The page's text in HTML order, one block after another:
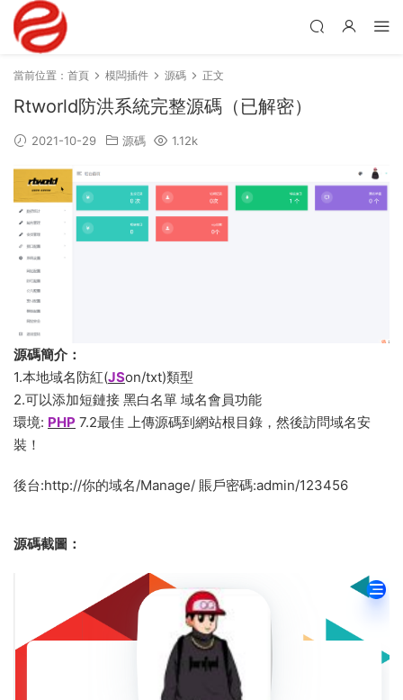
當前位置： 首頁 模闆插件 源碼 正文
Rtworld防洪系統完整源碼（已解密）
2021-10-29 源碼 1.12k
源碼簡介：
1.本地域名防紅(JSon/txt)類型
2.可以添加短鏈接 黑白名單 域名會員功能
環境: PHP 7.2最佳 上傳源碼到網站根目錄，然後訪問域名安
裝！
後台:http://你的域名/Manage/ 賬戶密碼:admin/123456
源碼截圖：